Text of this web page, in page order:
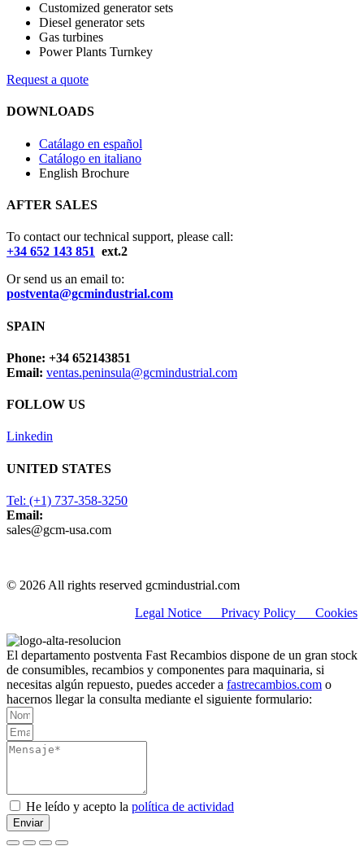
Customized generator sets
Diesel generator sets
Gas turbines
Power Plants Turnkey
Request a quote
DOWNLOADS
Catálago en español
Catálogo en italiano
English Brochure
AFTER SALES
To contact our technical support, please call:
+34 652 143 851 ext.2
Or send us an email to:
postventa@gcmindustrial.com
SPAIN
Phone: +34 652143851
Email: ventas.peninsula@gcmindustrial.com
FOLLOW US
Linkedin
UNITED STATES
Tel: (+1) 737-358-3250
Email:
sales@gcm-usa.com
© 2026 All rights reserved gcmindustrial.com
Legal Notice Privacy Policy Cookies
El departamento postventa Fast Recambios dispone de un gran stock
de consumibles, recambios y componentes para maquinaria, si
necesitas algún repuesto, puedes acceder a fastrecambios.com o
hacernos llegar la consulta mediante el siguiente formulario:
He leído y acepto la política de actividad
Enviar